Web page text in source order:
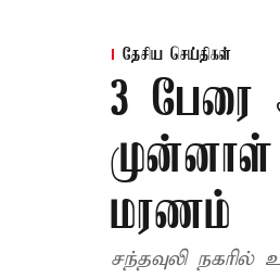
தேசிய செய்திகள்
3 பேரை
மரணம்
சந்தவுலி